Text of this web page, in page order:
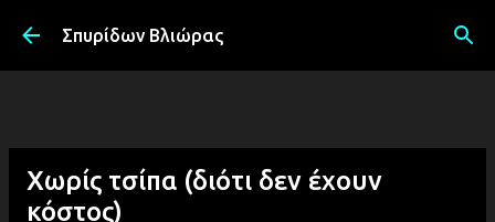
Μετάβαση στο κύριο περιεχόμενο
Σπυρίδων Βλιώρας
Χωρίς τσίπα (διότι δεν έχουν
κόστος)